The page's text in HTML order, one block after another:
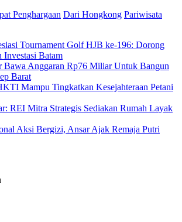
Penghargaan Dari Hongkong Pariwisata
Tournament Golf HJB ke-196: Dorong
Investasi Batam
Bawa Anggaran Rp76 Miliar Untuk Bangun
Barat
Mampu Tingkatkan Kesejahteraan Petani
REI Mitra Strategis Sediakan Rumah Layak
Aksi Bergizi, Ansar Ajak Remaja Putri